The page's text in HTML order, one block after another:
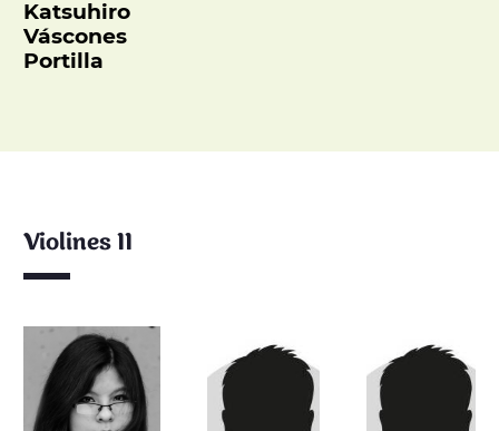
Katsuhiro
Váscones
Portilla
Violines II